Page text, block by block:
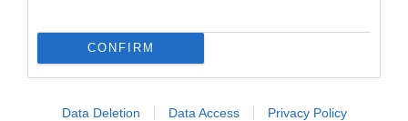
CONFIRM
Data Deletion Data Access Privacy Policy